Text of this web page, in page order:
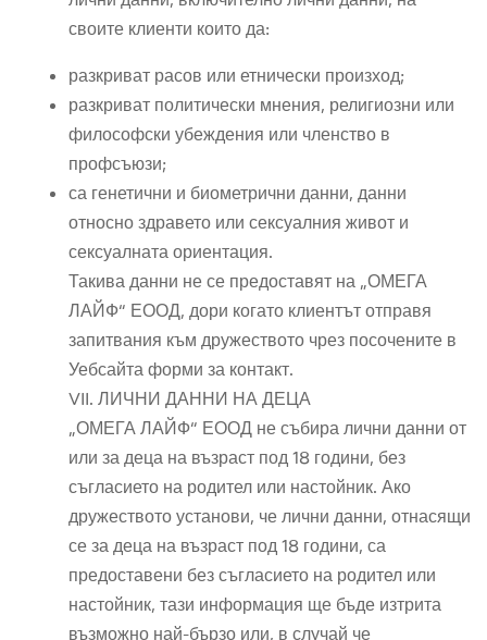
своите клиенти които да:
разкриват расов или етнически произход;
разкриват политически мнения, религиозни или
философски убеждения или членство в
профсъюзи;
са генетични и биометрични данни, данни
относно здравето или сексуалния живот и
сексуалната ориентация.
Такива данни не се предоставят на „ОМЕГА
ЛАЙФ“ ЕООД, дори когато клиентът отправя
запитвания към дружеството чрез посочените в
Уебсайта форми за контакт.
VII. ЛИЧНИ ДАННИ НА ДЕЦА
„ОМЕГА ЛАЙФ“ ЕООД не събира лични данни от
или за деца на възраст под 18 години, без
съгласието на родител или настойник. Ако
дружеството установи, че лични данни, отнасящи
се за деца на възраст под 18 години, са
предоставени без съгласието на родител или
настойник, тази информация ще бъде изтрита
възможно най-бързо или, в случай че